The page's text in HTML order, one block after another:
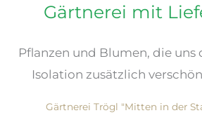
Gärtnerei mit
Pflanzen und Blumen, die uns
Isolation zusätzlich
Gärtnerei Trögl "Mitten in der